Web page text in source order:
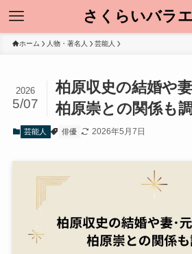
さくらいバラ
ホーム 人物・著名人 芸能人
柏原収史の結婚や
柏原崇との関係も
2026
5/07
芸能人 俳優 2026年5月7日